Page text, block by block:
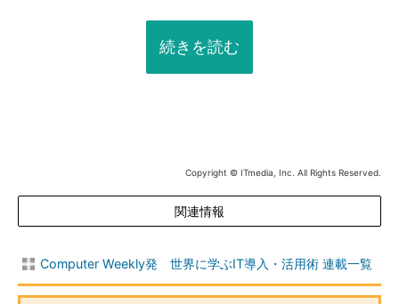
続きを読む
Copyright © ITmedia, Inc. All Rights Reserved.
関連情報
Computer Weekly発 世界に学ぶIT導入・活用術 連載一覧